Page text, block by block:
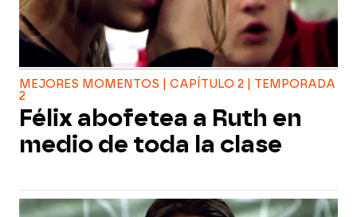
MEJORES MOMENTOS | CAPÍTULO 2 | TEMPORADA
2
Félix abofetea a Ruth en
medio de toda la clase